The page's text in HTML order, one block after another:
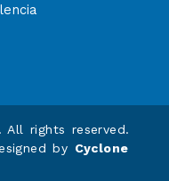
. All rights reserved.
by Cyclone